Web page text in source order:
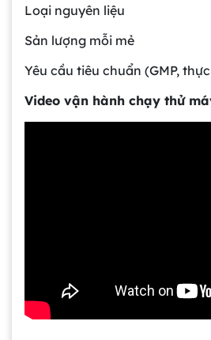
Loại nguyên liệu
Sản lượng mỗi mẻ
Yêu cầu tiêu chuẩn (GMP,
Video vận hành chạy thử